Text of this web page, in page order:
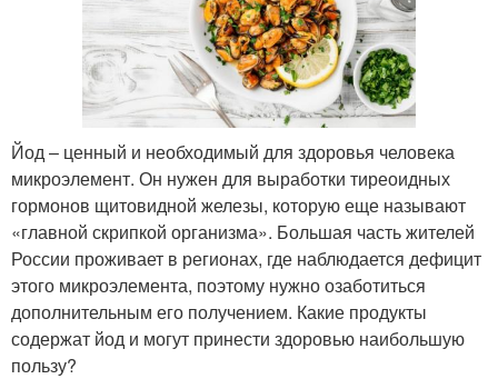
Йод – ценный и необходимый для здоровья человека
микроэлемент. Он нужен для выработки тиреоидных
гормонов щитовидной железы, которую еще называют
«главной скрипкой организма». Большая часть жителей
России проживает в регионах, где наблюдается дефицит
этого микроэлемента, поэтому нужно озаботиться
дополнительным его получением. Какие продукты
содержат йод и могут принести здоровью наибольшую
пользу?